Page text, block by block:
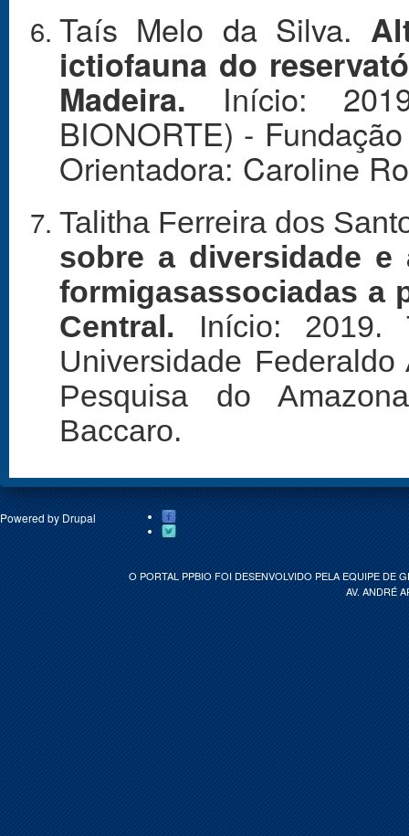
Taís Melo da Silva.
ictiofauna do
Madeira. Início:
BIONORTE) -
Orientadora: Caroline
Talitha Ferreira dos
sobre a diversidade e
formigasassociadas a
Central. Início: 2019.
Universidade Federaldo
Pesquisa do
Baccaro.
Powered by Drupal
O PORTAL PPBIO FOI DESENVOLVIDO PELA EQUIPE DE
AV. ANDRÉ